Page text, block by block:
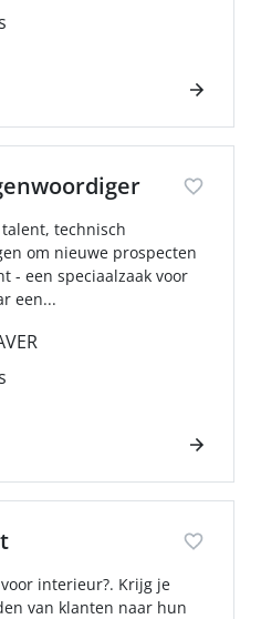
technisch
om nieuwe prospecten
- een speciaalzaak voor
een...
interieur?. Krijg je
van klanten naar hun